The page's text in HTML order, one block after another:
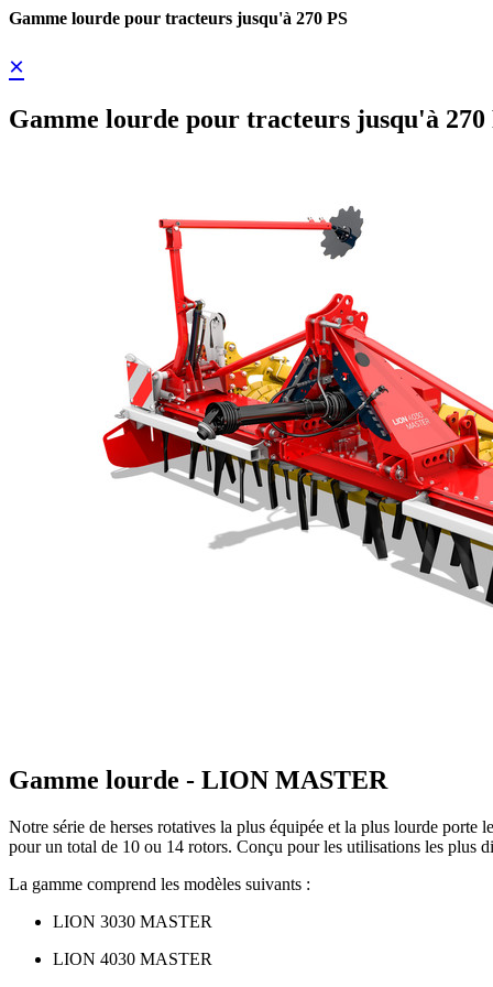
Gamme lourde pour tracteurs jusqu'à 270 PS
×
Gamme lourde pour tracteurs jusqu'à 270
Gamme lourde - LION MASTER
Notre série de herses rotatives la plus équipée et la plus lourde
pour un total de 10 ou 14 rotors. Conçu pour les utilisations les plus
La gamme comprend les modèles suivants :
LION 3030 MASTER
LION 4030 MASTER